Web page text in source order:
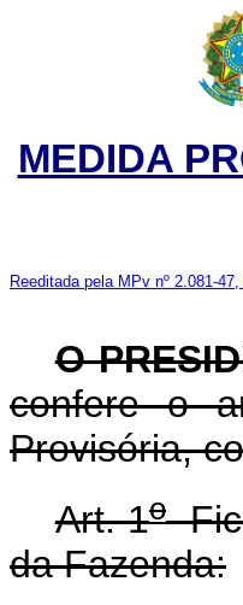
MEDIDA
Reeditada pela MPv nº 2.081-47,
O
confere o
Provisória,
Art. 1o
da Fazenda: